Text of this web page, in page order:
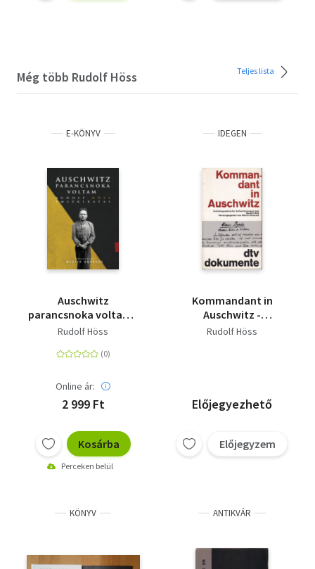
Még több Rudolf Höss Teljes lista
E-KÖNYV
Auschwitz
parancsnoka voltam -
Rudolf Höss
Rudolf Höss
Online ár:
2 999 Ft
Kosárba
Perceken belül
IDEGEN
Kommandant in
Auschwitz -
Autobiographische
Rudolf Höss
Előjegyezhető
Előjegyzem
KÖNYV ANTIKVÁR